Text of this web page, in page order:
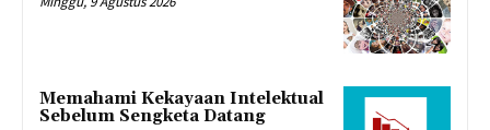
Memahami Kekayaan Intelektual
Sebelum Sengketa Datang